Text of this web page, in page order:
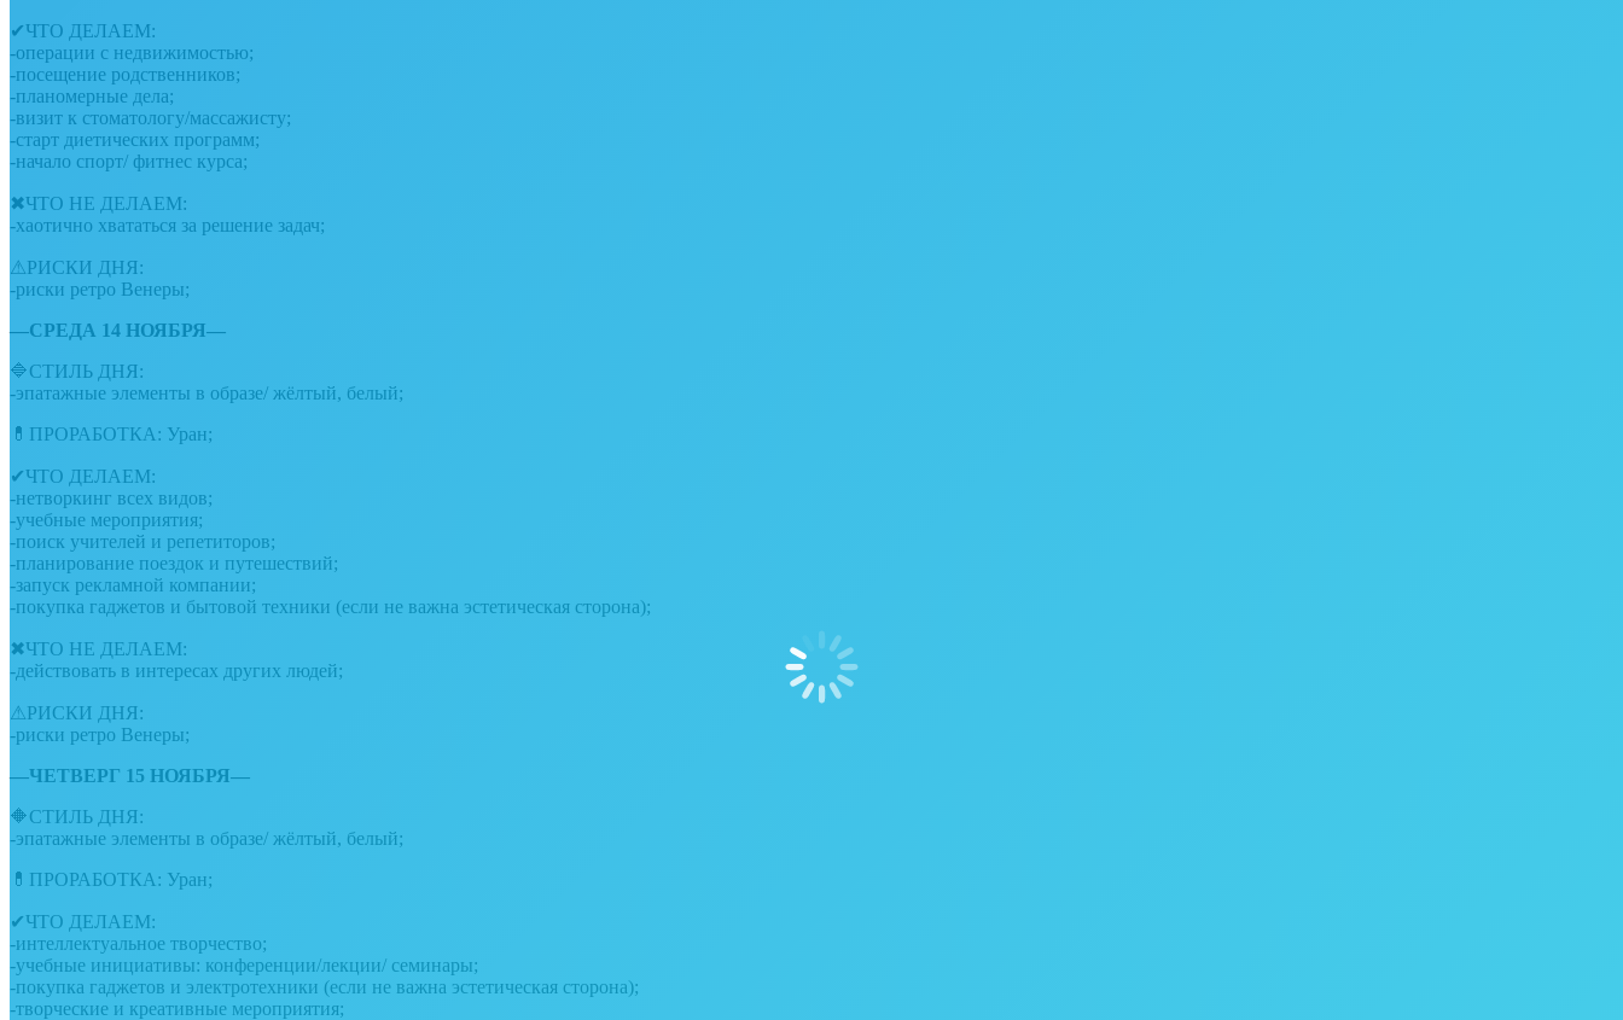
✔ЧТО ДЕЛАЕМ:
-операции с недвижимостью;
-посещение родственников;
-планомерные дела;
-визит к стоматологу/массажисту;
-старт диетических программ;
-начало спорт/ фитнес курса;
✖ЧТО НЕ ДЕЛАЕМ:
-хаотично хвататься за решение задач;
⚠РИСКИ ДНЯ:
-риски ретро Венеры;
—СРЕДА 14 НОЯБРЯ—
🔷СТИЛЬ ДНЯ:
-эпатажные элементы в образе/ жёлтый, белый;
💊ПРОРАБОТКА: Уран;
✔ЧТО ДЕЛАЕМ:
-нетворкинг всех видов;
-учебные мероприятия;
-поиск учителей и репетиторов;
-планирование поездок и путешествий;
-запуск рекламной компании;
-покупка гаджетов и бытовой техники (если не важна эстетическая сторона);
✖ЧТО НЕ ДЕЛАЕМ:
-действовать в интересах других людей;
⚠РИСКИ ДНЯ:
-риски ретро Венеры;
—ЧЕТВЕРГ 15 НОЯБРЯ—
🔶СТИЛЬ ДНЯ:
-эпатажные элементы в образе/ жёлтый, белый;
💊ПРОРАБОТКА: Уран;
✔ЧТО ДЕЛАЕМ:
-интеллектуальное творчество;
-учебные инициативы: конференции/лекции/ семинары;
-покупка гаджетов и электротехники (если не важна эстетическая сторона);
-творческие и креативные мероприятия;